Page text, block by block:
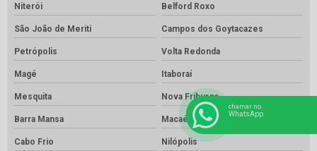
Niterói Belford Roxo
São João de Meriti Campos dos Goytacazes
Petrópolis Volta Redonda
Magé Itaboraí
Mesquita Nova Friburgo
Barra Mansa Macaé
Cabo Frio Nilópolis
chamar no
WhatsApp